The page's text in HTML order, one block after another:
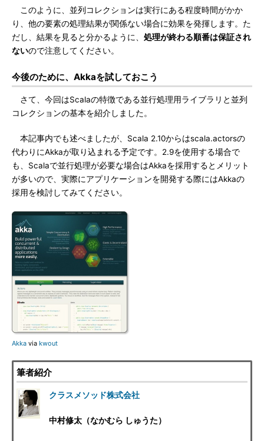
このように、並列コレクションは実行にある程度時間がかか
り、他の要素の処理結果が関係ない場合に効果を発揮します。た
だし、結果を見ると分かるように、 処理が終わる順番は保証され
ないので注意してください。
今後のために、Akkaを試しておこう
さて、今回はScalaの特徴である並行処理用ライブラリと並列
コレクションの基本を紹介しました。
本記事内でも述べましたが、Scala 2.10からはscala.actorsの
代わりにAkkaが取り込まれる予定です。2.9を使用する場合で
も、Scalaで並行処理が必要な場合はAkkaを採用するとメリット
が多いので、実際にアプリケーションを開発する際にはAkkaの
採用を検討してみてください。
Akka via kwout
筆者紹介
クラスメソッド株式会社
中村修太（なかむら しゅうた）